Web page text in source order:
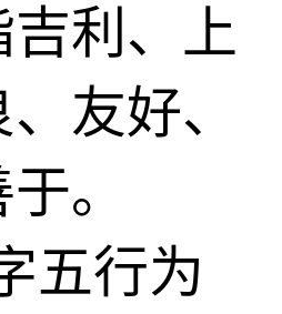
吉利、上
友好、
。
五行为